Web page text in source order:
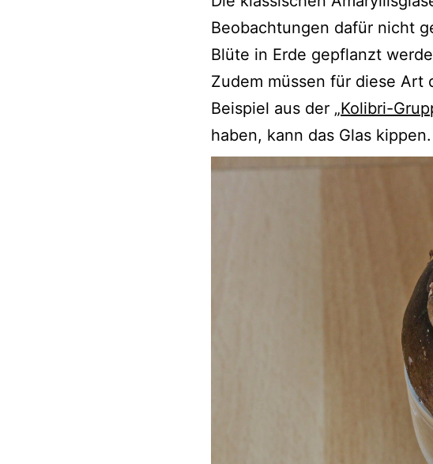
Beobachtungen dafür nicht
Blüte in Erde gepflanzt
Zudem müssen für diese
Beispiel aus der „Kolibri-
haben, kann das Glas kippen.